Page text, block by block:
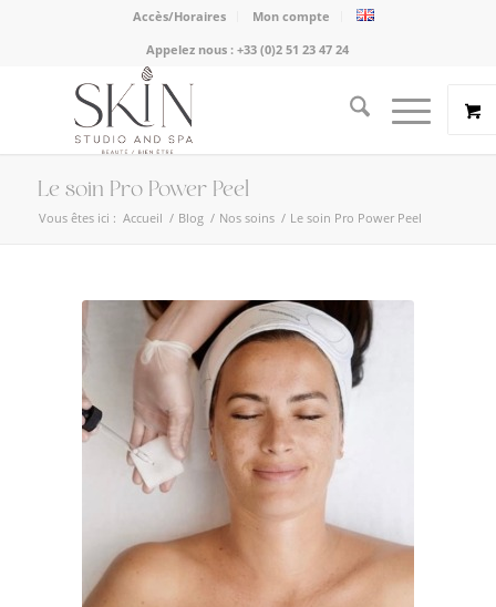
Accès/Horaires
Mon compte
Appelez nous :+33 (0)2 51 23 47 24
Le soin Pro Power Peel
Vous êtes ici : Accueil / Blog / Nos soins / Le soin Pro Power Peel